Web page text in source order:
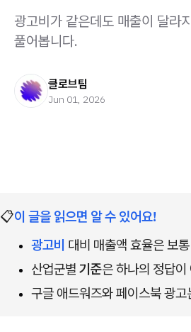
광고비가 같은데도 매출이 달
풀어봅니다.
클로브팀
Jun 01, 2026
📋이 글을 읽으면 알 수 있어요!
광고비 대비 매출액 효율은 보
산업군별 기준은 하나의 정답
구글 애드워즈와 페이스북 광고